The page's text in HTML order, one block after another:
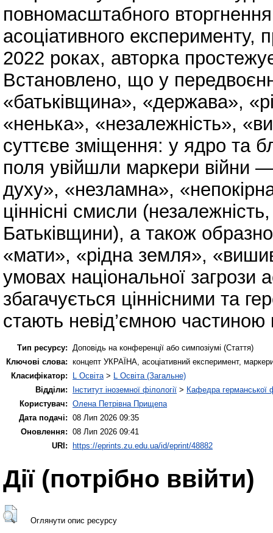
повномасштабного
асоціативного експерименту,
2022 роках, авторка
Встановлено, що у
«батьківщина», «держава»,
«ненька», «незалежність»,
суттєве зміщення: у ядро та
поля увійшли маркери війни
духу», «незламна»,
ціннісні смисли
Батьківщини), а також
«мати», «рідна земля»,
умовах національної загрози
збагачується ціннісними та
стають невід’ємною частиною
Тип ресурсу:
Доповідь на конференції або симпозіумі (Стаття)
Ключові слова: концепт УКРАЇНА, асоціативний експеримент,
Класифікатор:
L Освіта > L Освіта (Загальне)
Відділи:
Інститут іноземної філології > Кафедра германської
Користувач: Олена Петрівна Прищепа
Дата подачі: 08 Лип 2026 09:35
Оновлення: 08 Лип 2026 09:41
URI: https://eprints.zu.edu.ua/id/eprint/48882
Дії ​​(потрібно ввійти)
Оглянути опис ресурсу